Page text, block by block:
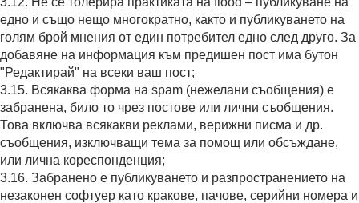
едно и също нещо многократно, както и публикуването на
голям брой мнения от един потребител едно след друго. За
добавяне на информация към предишен пост има бутон
"Редактирай" на всеки ваш пост;
3.15. Всякаква форма на spam (нежелани съобщения) е
забранена, било то чрез постове или лични съобщения.
Това включва всякакви реклами, верижни писма и др.
съобщения, изключващи тема за помощ или обсъждане,
или лична кореспонденция;
3.16. Забранено е публикуването и разпространението на
незаконен софтуер като кракове, пачове, серийни номера и